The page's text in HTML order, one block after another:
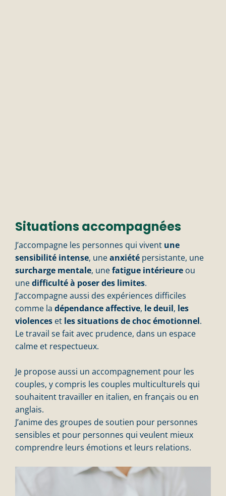
Situations accompagnées
J’accompagne les personnes qui vivent une
sensibilité intense, uneanxiété persistante, une
surcharge mentale, unefatigue intérieure ou
unedifficulté à poser des limites.
J’accompagne aussi des expériences difficiles
comme la dépendance affective, le deuil, les
violences et les situations de choc émotionnel.
Le travail se fait avec prudence, dans un espace
calme et respectueux.
Je propose aussi un accompagnement pour les
couples, y compris les couples multiculturels qui
souhaitent travailler en italien, en français ou en
anglais.
J’anime des groupes de soutien pour personnes
sensibles et pour personnes qui veulent mieux
comprendre leurs émotions et leurs relations.